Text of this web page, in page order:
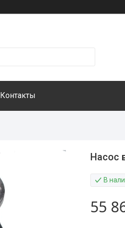
Контакты
Насос
В
55